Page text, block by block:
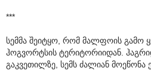
***
სემმა შეიტყო, რომ მალფოის გამო
ჰოგვორტსის ტერიტორიიდან.
გაკვეთილზე, სემს ძალიან მოეწონა